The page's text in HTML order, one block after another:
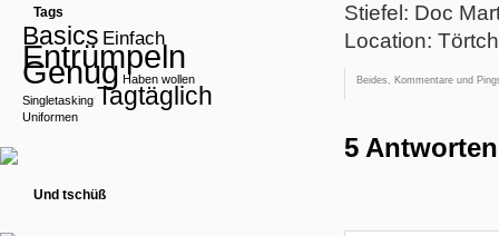
Stiefel: Doc
Location:
Beides, Kommentare und
5
Tags
Basics Einfach
Entrümpeln
Genug Haben wollen
Singletasking Tagtäglich
Uniformen
Und tschüß